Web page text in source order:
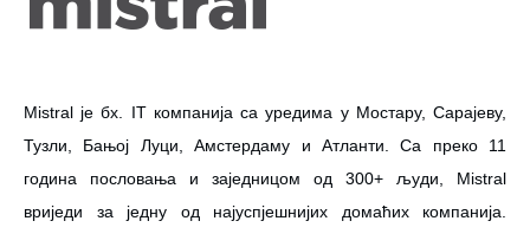
Mistral је бх. IT компанија са уредима у Мостару, Сарајеву,
Тузли, Бањој Луци, Амстердаму и Атланти. Са преко 11
година пословања и заједницом од 300+ људи, Mistral
вриједи за једну од најуспјешнијих домаћих компанија.